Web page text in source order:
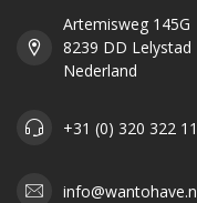
Artemisweg 145G
8239 DD Lelystad
Nederland
+31 (0) 320 322